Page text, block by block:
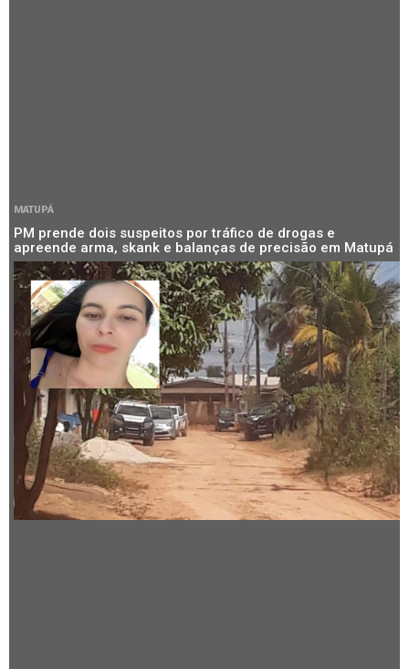
MATUPÁ
PM prende dois suspeitos por tráfico de drogas e
apreende arma, skank e balanças de precisão em Matupá